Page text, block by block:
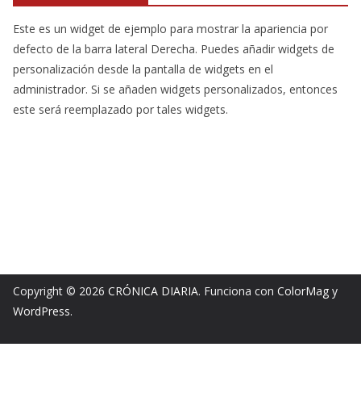
Este es un widget de ejemplo para mostrar la apariencia por
defecto de la barra lateral Derecha. Puedes añadir widgets de
personalización desde la pantalla de widgets en el
administrador. Si se añaden widgets personalizados, entonces
este será reemplazado por tales widgets.
Copyright © 2026 CRÓNICA DIARIA. Funciona con ColorMag y
WordPress.